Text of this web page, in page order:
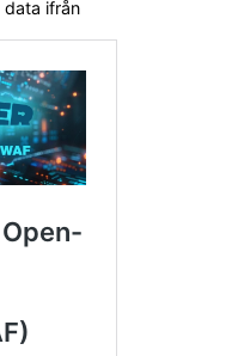
data ifrån